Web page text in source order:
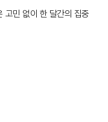
고민 없이 한 달간의 집중